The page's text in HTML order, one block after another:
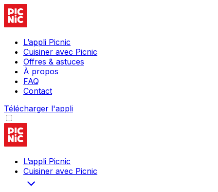
L’appli Picnic
Cuisiner avec Picnic
Offres & astuces
À propos
FAQ
Contact
Télécharger l'appli
L’appli Picnic
Cuisiner avec Picnic